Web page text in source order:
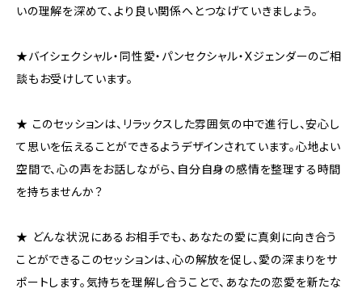
いの理解を深めて、より良い関係へとつなげていきましょう。
★バイシェクシャル・同性愛・パンセクシャル・Xジェンダーのご相
談もお受けしています。
★ このセッションは、リラックスした雰囲気の中で進行し、安心し
て思いを伝えることができるようデザインされています。心地よい
空間で、心の声をお話しながら、自分自身の感情を整理する時間
を持ちませんか？
★ どんな状況にあるお相手でも、あなたの愛に真剣に向き合う
ことができるこのセッションは、心の解放を促し、愛の深まりをサ
ポートします。気持ちを理解し合うことで、あなたの恋愛を新たな